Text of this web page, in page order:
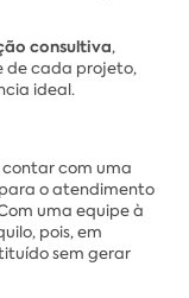
consultiva,
de cada projeto,
ideal.
com uma
o atendimento
uma equipe à
pois, em
sem gerar